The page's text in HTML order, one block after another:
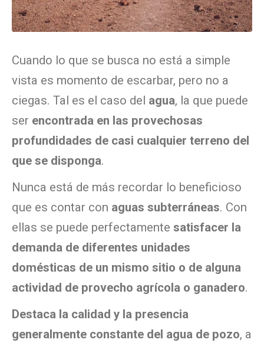
Cuando lo que se busca no está a simple
vista es momento de escarbar, pero no a
ciegas. Tal es el caso del agua, la que puede
ser encontrada en las provechosas
profundidades de casi cualquier terreno del
que se disponga.
Nunca está de más recordar lo beneficioso
que es contar con aguas subterráneas. Con
ellas se puede perfectamente satisfacer la
demanda de diferentes unidades
domésticas de un mismo sitio o de alguna
actividad de provecho agrícola o ganadero.
Destaca la calidad y la presencia
generalmente constante del agua de pozo, a